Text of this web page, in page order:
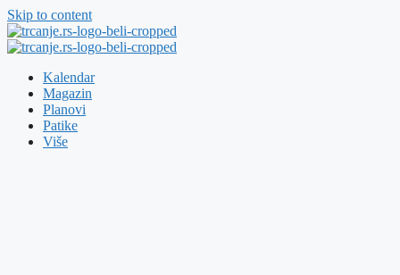
Skip to content
Kalendar
Magazin
Planovi
Patike
Više